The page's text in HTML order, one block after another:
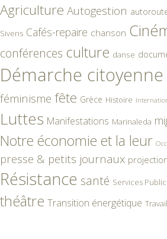
Agriculture Autogestion
Sivens Cafés-repaire chanson
conférences culture danse
Démarche citoyenne
féminisme fête Grèce Histoire
Luttes Manifestations Marinaleda
Notre économie et la leur
presse & petits journaux
Résistance santé Services
théâtre Transition énergétique Travail